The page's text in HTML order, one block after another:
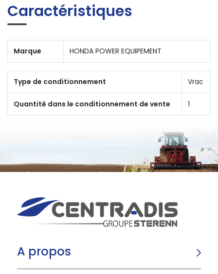
Caractéristiques
Marque HONDA POWER EQUIPEMENT
Type de conditionnement Vrac
Quantité dans le conditionnement de vente 1
A propos